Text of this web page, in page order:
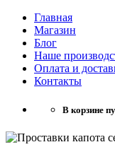
Главная
Магазин
Блог
Наше
Оплата и
Контакты
В корзине